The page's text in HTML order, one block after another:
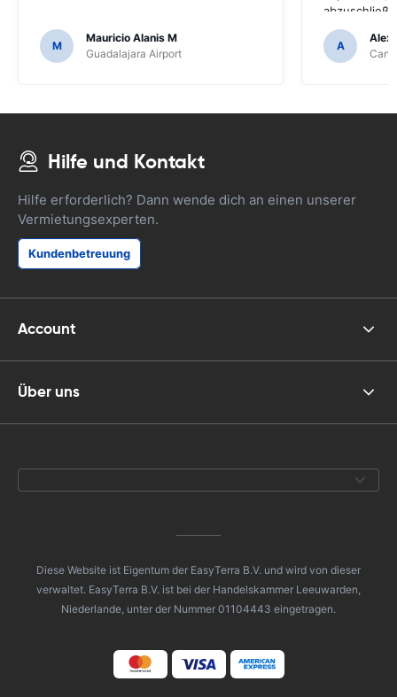
M
Mauricio Alanis M
Guadalajara Airport
behandelt.
A
Alex
Hilfe und Kontakt
Hilfe erforderlich? Dann wende dich an einen unserer
Vermietungsexperten.
Kundenbetreuung
Account
Über uns
Diese Website ist Eigentum der EasyTerra B.V. und wird von dieser
verwaltet. EasyTerra B.V. ist bei der Handelskammer Leeuwarden,
Niederlande, unter der Nummer 01104443 eingetragen.